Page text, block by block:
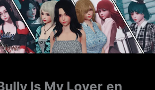
Is My Lover en